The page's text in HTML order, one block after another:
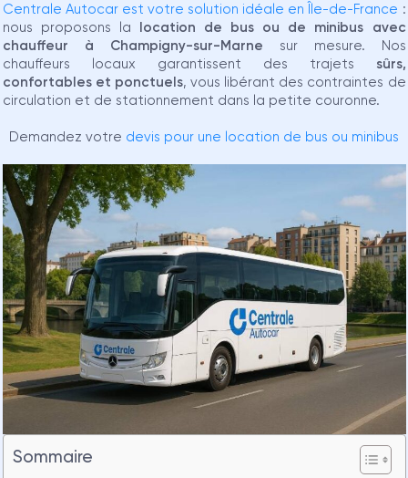
Centrale Autocar est votre solution idéale en Île-de-France :
nous proposons la location de bus ou de minibus avec
chauffeur à Champigny-sur-Marne sur mesure. Nos
chauffeurs locaux garantissent des trajets sûrs,
confortables et ponctuels, vous libérant des contraintes de
circulation et de stationnement dans la petite couronne.
Demandez votre devis pour une location de bus ou minibus
Sommaire